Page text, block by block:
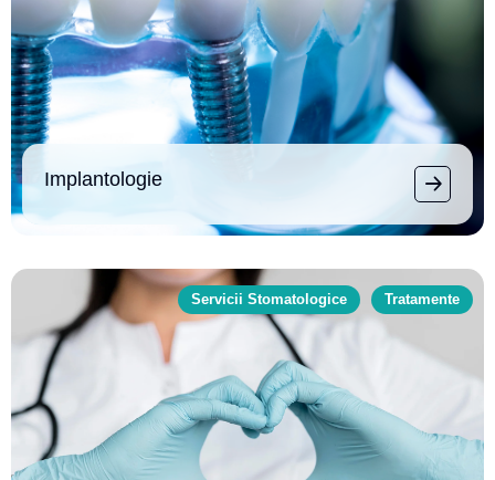
Implantologie
Servicii Stomatologice Tratamente